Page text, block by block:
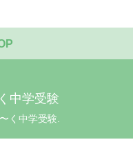
中学受験
く中学受験.